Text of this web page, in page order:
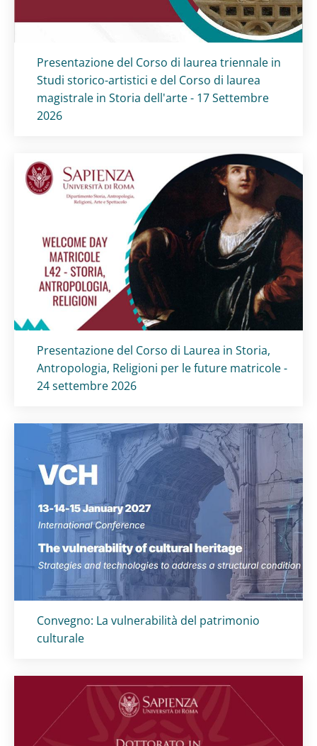
Titolo card:
Presentazione del Corso di laurea triennale in
Studi storico-artistici e del Corso di laurea
magistrale in Storia dell'arte - 17 Settembre
2026
Titolo card:
Presentazione del Corso di Laurea in Storia,
Antropologia, Religioni per le future matricole -
24 settembre 2026
Titolo card :
Convegno: La vulnerabilità del patrimonio
culturale